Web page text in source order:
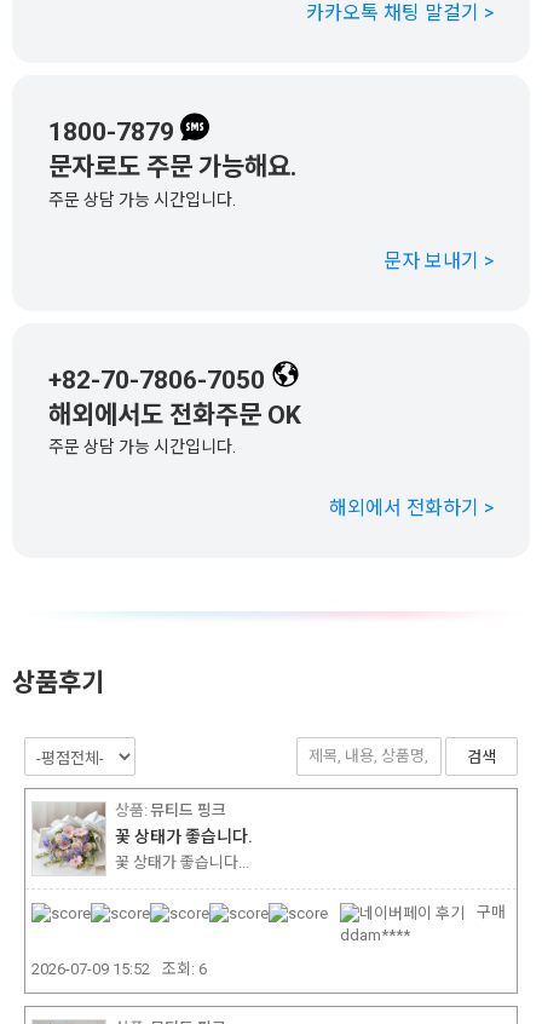
카카오톡 채팅 말걸기 >
1800-7879
문자로도 주문 가능해요.
주문 상담 가능 시간입니다.
문자 보내기 >
+82-70-7806-7050
해외에서도 전화주문 OK
주문 상담 가능 시간입니다.
해외에서 전화하기 >
상품후기